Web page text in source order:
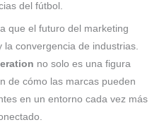
del fútbol.
que el futuro del marketing
convergencia de industrias.
no solo es una figura
de cómo las marcas pueden
en un entorno cada vez más